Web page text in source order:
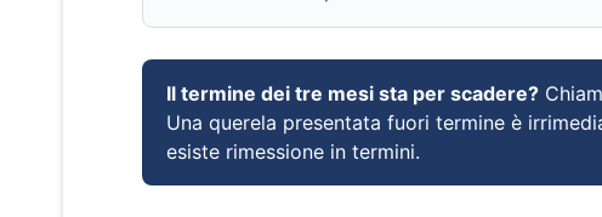
Il termine dei tre mesi sta per scadere?
Una querela presentata fuori termine è
esiste rimessione in termini.